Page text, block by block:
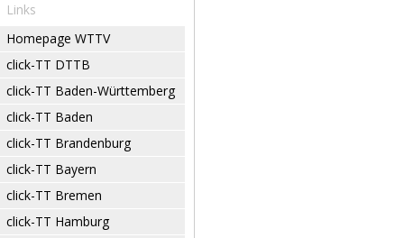
Links
Homepage WTTV
click-TT DTTB
click-TT Baden-Württemberg
click-TT Baden
click-TT Brandenburg
click-TT Bayern
click-TT Bremen
click-TT Hamburg